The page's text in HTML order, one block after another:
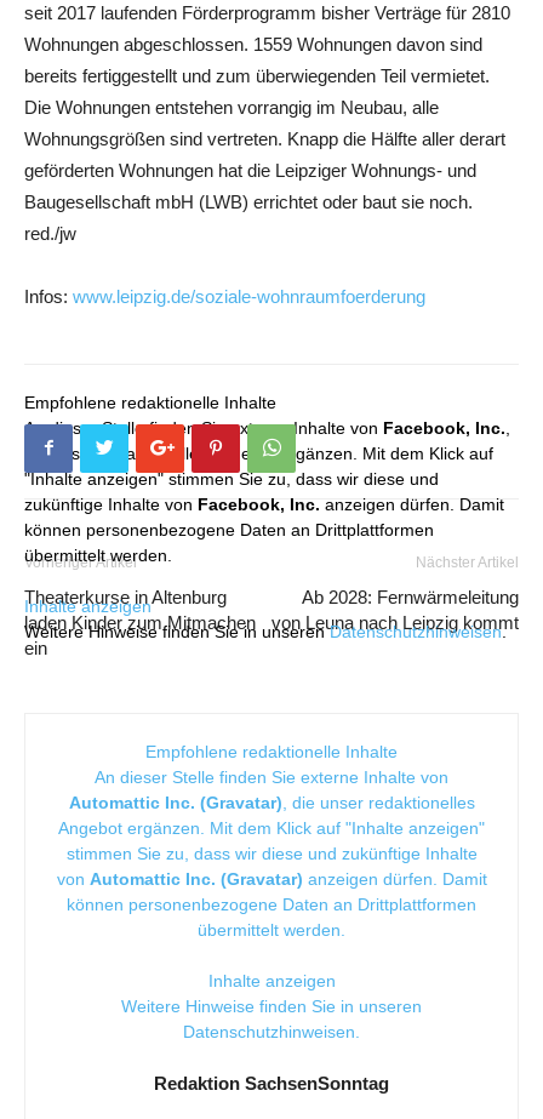
seit 2017 laufenden Förderprogramm bisher Verträge für 2810
Wohnungen abgeschlossen. 1559 Wohnungen davon sind
bereits fertiggestellt und zum überwiegenden Teil vermietet.
Die Wohnungen entstehen vorrangig im Neubau, alle
Wohnungsgrößen sind vertreten. Knapp die Hälfte aller derart
geförderten Wohnungen hat die Leipziger Wohnungs- und
Baugesellschaft mbH (LWB) errichtet oder baut sie noch.
red./jw
Infos: www.leipzig.de/soziale-wohnraumfoerderung
Empfohlene redaktionelle Inhalte
An dieser Stelle finden Sie externe Inhalte von Facebook, Inc.
die unser redaktionelles Angebot ergänzen. Mit dem Klick auf
"Inhalte anzeigen" stimmen Sie zu, dass wir diese und
zukünftige Inhalte von Facebook, Inc. anzeigen dürfen. Damit
können personenbezogene Daten an Drittplattformen
übermittelt werden.
Inhalte anzeigen
Weitere Hinweise finden Sie in unserenDatenschutzhinweisen.
Vorheriger Artikel
Theaterkurse in Altenburg
laden Kinder zum Mitmachen
ein
Nächster Artikel
Ab 2028: Fernwärmeleitung
von Leuna nach Leipzig kommt
Empfohlene redaktionelle Inhalte
An dieser Stelle finden Sie externe Inhalte von
Automattic Inc. (Gravatar) , die unser redaktionelles
Angebot ergänzen. Mit dem Klick auf "Inhalte anzeigen"
stimmen Sie zu, dass wir diese und zukünftige Inhalte
von Automattic Inc. (Gravatar) anzeigen dürfen. Damit
können personenbezogene Daten an Drittplattformen
übermittelt werden.
Inhalte anzeigen
Weitere Hinweise finden Sie in unseren
Datenschutzhinweisen
Redaktion SachsenSonntag